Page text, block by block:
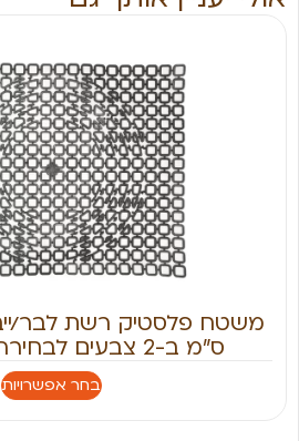
ס"מ ב-2 צבעים לבחירה (שחור ולבן)
בחר אפשרויות